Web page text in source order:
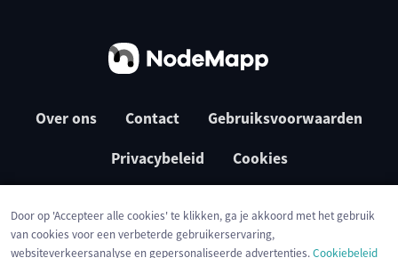
Over ons Contact Gebruiksvoorwaarden
Privacybeleid Cookies
Door op 'Accepteer alle cookies' te klikken, ga je akkoord met het gebruik
van cookies voor een verbeterde gebruikerservaring,
websiteverkeersanalyse en gepersonaliseerde advertenties.Cookiebeleid